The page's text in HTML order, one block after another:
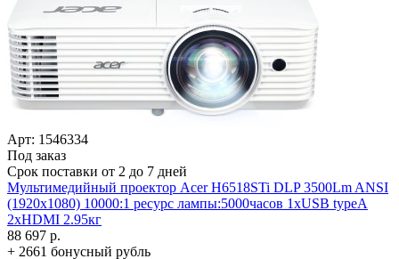
Арт: 1546334
Под заказ
Срок поставки от 2 до 7 дней
Мультимедийный проектор Acer H6518STi DLP 3500Lm ANSI
(1920x1080) 10000:1 ресурс лампы:5000часов 1xUSB typeA
2xHDMI 2.95кг
88 697 р.
+ 2661 бонусный рубль